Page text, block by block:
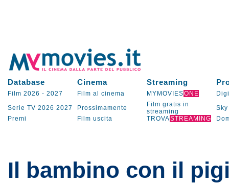
Database Cinema Streaming
Film 2026 - 2027 Film al cinema MYMOVIESONE
Serie TV 2026 2027 Prossimamente
Film gratis in
streaming
Sky
Premi
Film uscita TROVASTREAMING
Il bambino con il